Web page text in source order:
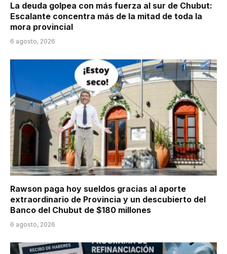
La deuda golpea con más fuerza al sur de Chubut:
Escalante concentra más de la mitad de toda la
mora provincial
6 agosto, 2026
Rawson paga hoy sueldos gracias al aporte
extraordinario de Provincia y un descubierto del
Banco del Chubut de $180 millones
6 agosto, 2026